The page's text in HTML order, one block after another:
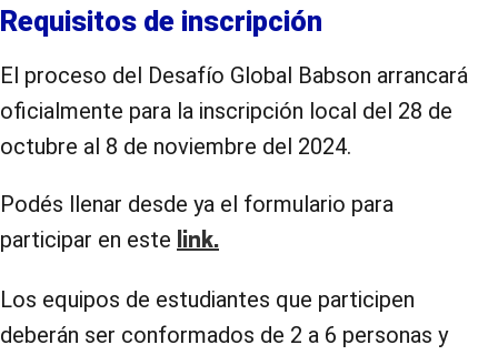
Requisitos de inscripción
El proceso del Desafío Global Babson arrancará
oficialmente para la inscripción local del 28 de
octubre al 8 de noviembre del 2024.
Podés llenar desde ya el formulario para
participar en este link.
Los equipos de estudiantes que participen
deberán ser conformados de 2 a 6 personas y